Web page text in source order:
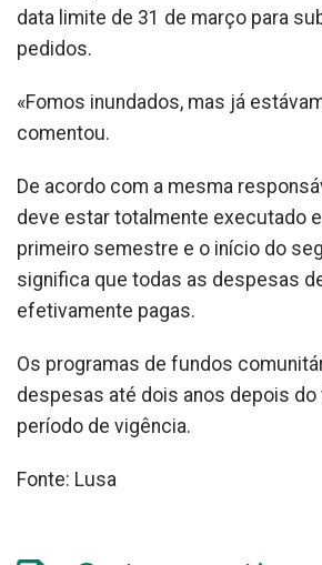
data limite de 31 de março para
pedidos.
«Fomos inundados, mas já
comentou.
De acordo com a mesma
deve estar totalmente executado
primeiro semestre e o início do
significa que todas as despesas
efetivamente pagas.
Os programas de fundos
despesas até dois anos depois
período de vigência.
Fonte: Lusa